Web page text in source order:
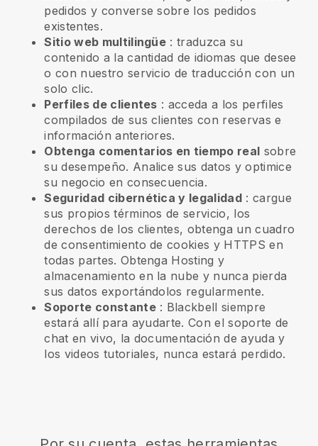
pedidos y converse sobre los pedidos
existentes.
Sitio web multilingüe : traduzca su
contenido a la cantidad de idiomas que desee
o con nuestro servicio de traducción con un
solo clic.
Perfiles de clientes : acceda a los perfiles
compilados de sus clientes con reservas e
información anteriores.
Obtenga comentarios en tiempo real sobre
su desempeño. Analice sus datos y optimice
su negocio en consecuencia.
Seguridad cibernética y legalidad: cargue
sus propios términos de servicio, los
derechos de los clientes, obtenga un cuadro
de consentimiento de cookies y HTTPS en
todas partes. Obtenga Hosting y
almacenamiento en la nube y nunca pierda
sus datos exportándolos regularmente.
Soporte constante: Blackbell siempre
estará allí para ayudarte. Con el soporte de
chat en vivo, la documentación de ayuda y
los videos tutoriales, nunca estará perdido.